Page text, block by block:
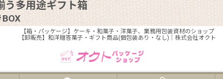
う多用途ギフト箱
【箱・パッケージ】ケーキ・和菓子・洋菓子、業務用包装資材のショップ
【卸販売】和洋贈答菓子・ギフト商品(個包装あり・なし)｜株式会社オクト